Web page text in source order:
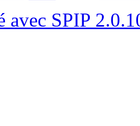
avec SPIP